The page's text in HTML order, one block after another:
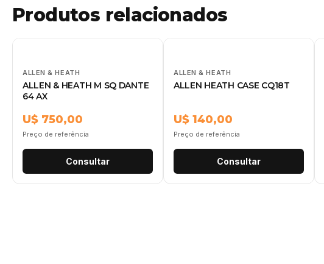
Produtos relacionados
ALLEN & HEATH
ALLEN & HEATH M SQ DANTE
64 AX
U$ 750,00
Preço de referência
Consultar
ALLEN & HEATH
ALLEN HEATH CASE CQ18T
U$ 140,00
Preço de referência
Consultar